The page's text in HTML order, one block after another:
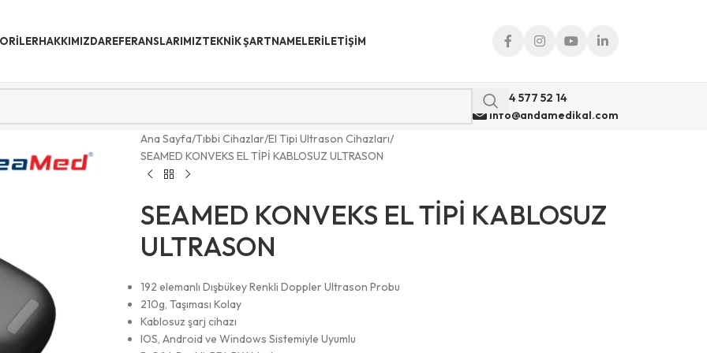
HAKKIMIZDAREFERANSLARIMIZTEKNIK ŞARTNAMELERİLETIŞIM
0 544 577 52 14
info@andamedikal.com
Ana Sayfa Tıbbi Cihazlar El Tipi Ultrason Cihazları
SEAMED KONVEKS EL TİPİ KABLOSUZ ULTRASON
SEAMED KONVEKS EL TİPİ KABLOSUZ
ULTRASON
192 elemanlı Dışbükey Renkli Doppler Ultrason Probu
210g, Taşıması Kolay
Kablosuz şarj cihazı
IOS, Android ve Windows Sistemiyle Uyumlu